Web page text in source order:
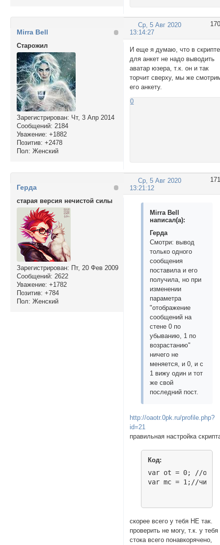
170
Ср, 5 Авг 2020
13:14:27
Mirra Bell
Cтарожил
Зарегистрирован: Чт, 3 Апр 2014
Сообщений: 2184
Уважение: +1882
Позитив: +2478
Пол: Женский
И еще я думаю, что в скрипте
для анкет не надо выводить
аватар юзера, т.к. он и так
торчит сверху, мы же
его анкету.
0
171
Ср, 5 Авг 2020
13:21:12
Герда
старая версия нечистой силы
Зарегистрирован: Пт, 20 Фев 2009
Сообщений: 2622
Уважение: +1782
Позитив: +784
Пол: Женский
Mirra Bell
написал(а):
Герда
Смотри: вывод
только одного
сообщения
поставила и его
получила, но при
изменении
параметра
"отображение
сообщений на
стене 0 по
убыванию, 1 по
возрастанию"
ничего не
меняется, и 0, и с
1 вижу один и тот
же свой
последний пост.
http://oaotr.0pk.ru/profile.php?
id=21
правильная настройка
Код:
var ot = 0; //
var mc = 1;//число
скорее всего у тебя НЕ так.
проверить не могу, т.к. у тебя
стока всего понавкорячено,